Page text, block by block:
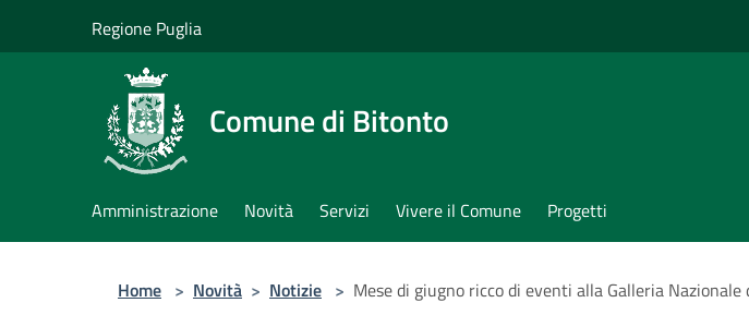
Regione Puglia
Comune di Bitonto
Amministrazione Novità Servizi Vivere il Comune Progetti
Home > Novità > Notizie > Mese di giugno ricco di eventi alla Galleria Nazionale